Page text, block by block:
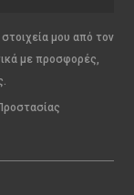
μου από τον
με προσφορές,